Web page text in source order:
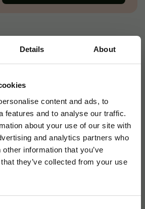
Details About
content and ads, to
features and to analyse our traffic.
about your use of our site with
and analytics partners who
information that you’ve
they’ve collected from your use
upp såret